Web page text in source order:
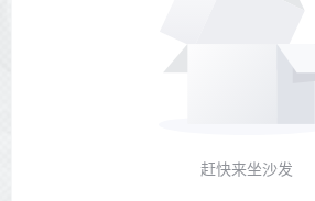
赶快来坐沙发